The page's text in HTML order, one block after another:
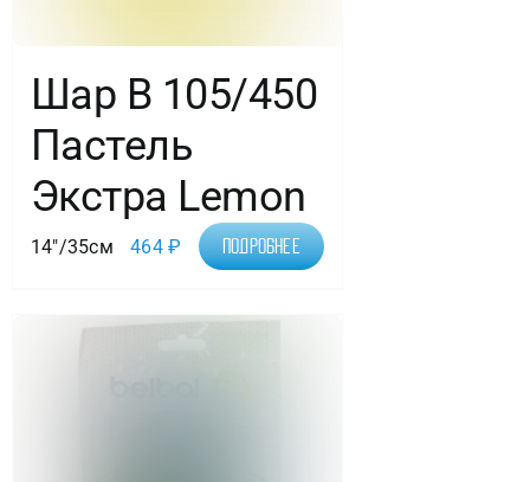
Шар В 105/450
Пастель
Экстра Lemon
14"/35см 464₽ Подробнее